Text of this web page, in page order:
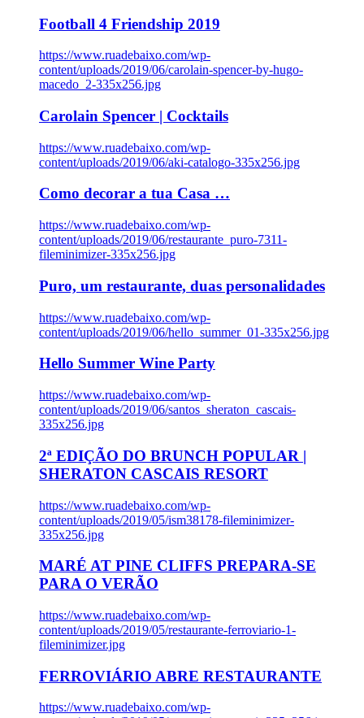
Football 4 Friendship 2019
https://www.ruadebaixo.com/wp-
content/uploads/2019/06/carolain-spencer-by-hugo-
macedo_2-335x256.jpg
Carolain Spencer | Cocktails
https://www.ruadebaixo.com/wp-
content/uploads/2019/06/aki-catalogo-335x256.jpg
Como decorar a tua Casa …
https://www.ruadebaixo.com/wp-
content/uploads/2019/06/restaurante_puro-7311-
fileminimizer-335x256.jpg
Puro, um restaurante, duas personalidades
https://www.ruadebaixo.com/wp-
content/uploads/2019/06/hello_summer_01-335x256.jpg
Hello Summer Wine Party
https://www.ruadebaixo.com/wp-
content/uploads/2019/06/santos_sheraton_cascais-
335x256.jpg
2ª EDIÇÃO DO BRUNCH POPULAR |
SHERATON CASCAIS RESORT
https://www.ruadebaixo.com/wp-
content/uploads/2019/05/ism38178-fileminimizer-
335x256.jpg
MARÉ AT PINE CLIFFS PREPARA-SE
PARA O VERÃO
https://www.ruadebaixo.com/wp-
content/uploads/2019/05/restaurante-ferroviario-1-
fileminimizer.jpg
FERROVIÁRIO ABRE RESTAURANTE
https://www.ruadebaixo.com/wp-